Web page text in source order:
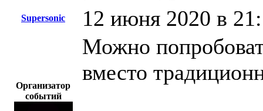
Supersonic 12 июня 2020 в
Организатор
событий
Можно
вместо